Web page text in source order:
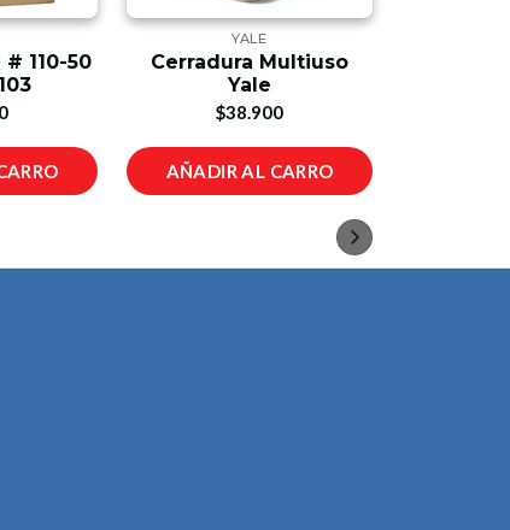
110-50
YALE
Cerradura Multiuso
Yale
$38.900
AÑADIR AL CARRO